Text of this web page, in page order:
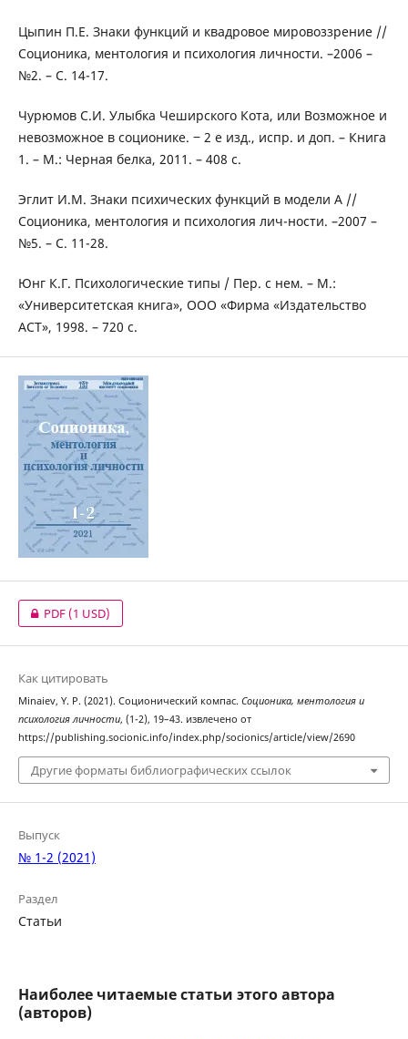
Цыпин П.Е. Знаки функций и квадровое мировоззрение //
Соционика, ментология и психология личности. –2006 –
№2. – С. 14-17.
Чурюмов С.И. Улыбка Чеширского Кота, или Возможное и
невозможное в соционике. ‒ 2 е изд., испр. и доп. – Книга
1. – М.: Черная белка, 2011. – 408 с.
Эглит И.М. Знаки психических функций в модели А //
Соционика, ментология и психология лич-ности. –2007 –
№5. – С. 11-28.
Юнг К.Г. Психологические типы / Пер. с нем. – М.:
«Университетская книга», ООО «Фирма «Издательство
АСТ», 1998. – 720 с.
PDF(1 USD)
Как цитировать
Minaiev, Y. P. (2021). Соционический компас. Соционика, ментология и
психология личности, (1-2), 19–43. извлечено от
https://publishing.socionic.info/index.php/socionics/article/view/2690
Другие форматы библиографических ссылок
Выпуск
№ 1-2 (2021)
Раздел
Статьи
Наиболее читаемые статьи этого автора
(авторов)